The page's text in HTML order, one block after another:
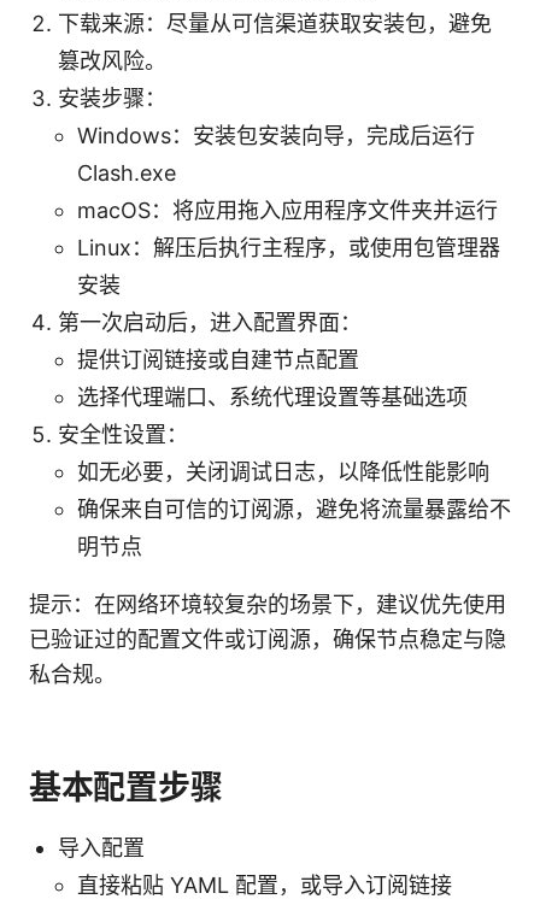
下载来源：尽量从可信渠道获取安装包，避免
篡改风险。
安装步骤：
Windows：安装包安装向导，完成后运行
Clash.exe
macOS：将应用拖入应用程序文件夹并运行
Linux：解压后执行主程序，或使用包管理器
安装
第一次启动后，进入配置界面：
提供订阅链接或自建节点配置
选择代理端口、系统代理设置等基础选项
安全性设置：
如无必要，关闭调试日志，以降低性能影响
确保来自可信的订阅源，避免将流量暴露给不
明节点
提示：在网络环境较复杂的场景下，建议优先使用
已验证过的配置文件或订阅源，确保节点稳定与隐
私合规。
基本配置步骤
导入配置
直接粘贴 YAML 配置，或导入订阅链接